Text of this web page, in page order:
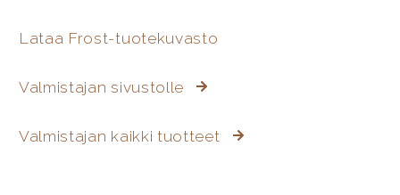
Lataa Frost-tuotekuvasto
Valmistajan sivustolle
Valmistajan kaikki tuotteet